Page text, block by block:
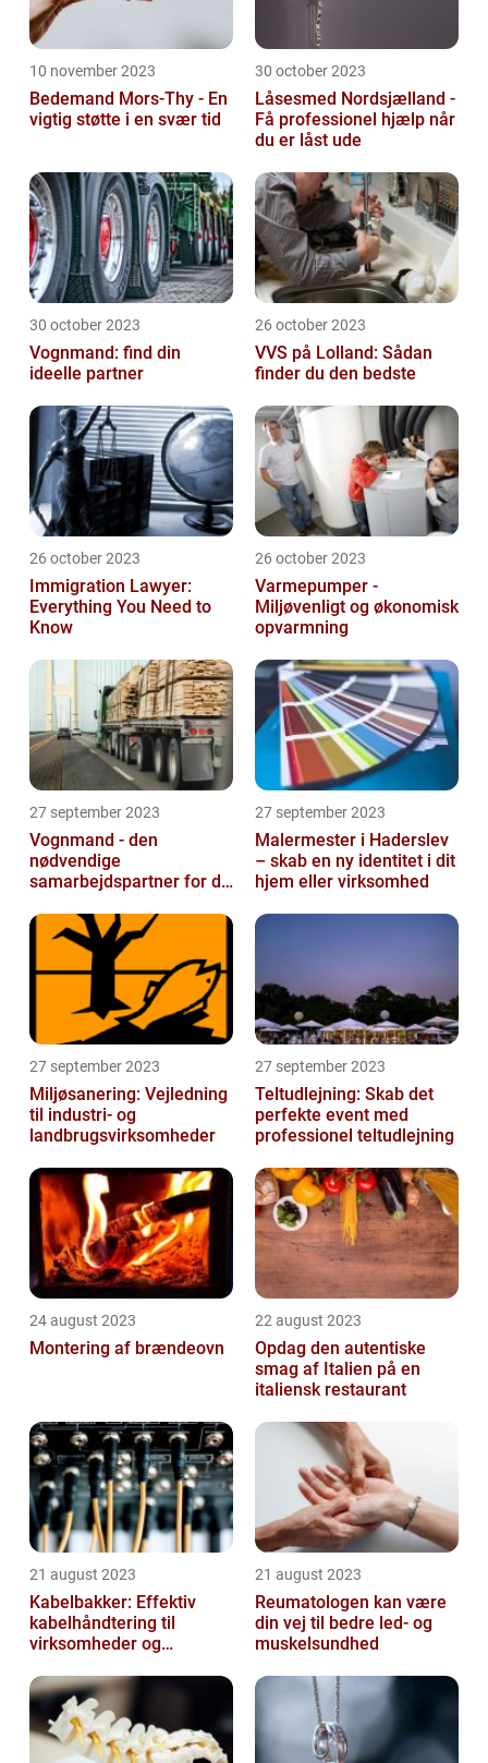
10 november 2023
Bedemand Mors-Thy - En
vigtig støtte i en svær tid
30 october 2023
Låsesmed Nordsjælland -
Få professionel hjælp når
du er låst ude
30 october 2023
Vognmand: find din
ideelle partner
26 october 2023
VVS på Lolland: Sådan
finder du den bedste
26 october 2023
Immigration Lawyer:
Everything You Need to
Know
26 october 2023
Varmepumper -
Miljøvenligt og økonomisk
opvarmning
27 september 2023
Vognmand - den
nødvendige
samarbejdspartner for dit
27 september 2023
Malermester i Haderslev
– skab en ny identitet i dit
hjem eller virksomhed
27 september 2023
Miljøsanering: Vejledning
til industri- og
landbrugsvirksomheder
27 september 2023
Teltudlejning: Skab det
perfekte event med
professionel teltudlejning
24 august 2023
Montering af brændeovn
22 august 2023
Opdag den autentiske
smag af Italien på en
italiensk restaurant
21 august 2023
Kabelbakker: Effektiv
kabelhåndtering til
virksomheder og
21 august 2023
Reumatologen kan være
din vej til bedre led- og
muskelsundhed